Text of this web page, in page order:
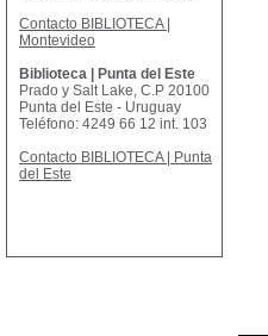
Contacto BIBLIOTECA |
Montevideo
Biblioteca | Punta del Este
Prado y Salt Lake, C.P 20100
Punta del Este - Uruguay
Teléfono: 4249 66 12 int. 103
Contacto BIBLIOTECA | Punta
del Este